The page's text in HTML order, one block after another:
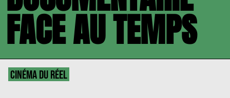
FACE AU TEMPS
CINÉMA DU RÉEL